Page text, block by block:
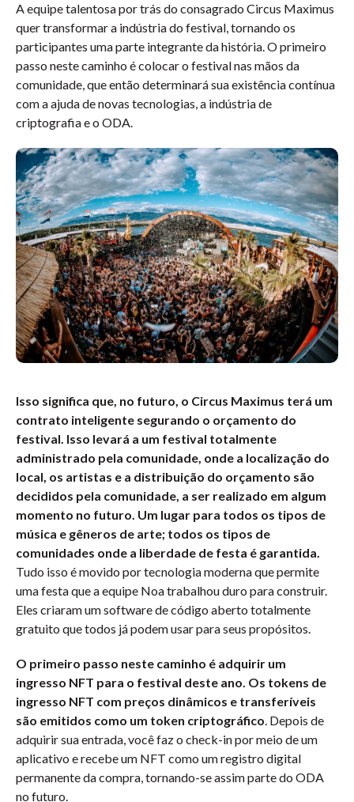
A equipe talentosa por trás do consagrado Circus Maximus
quer transformar a indústria do festival, tornando os
participantes uma parte integrante da história. O primeiro
passo neste caminho é colocar o festival nas mãos da
comunidade, que então determinará sua existência contínua
com a ajuda de novas tecnologias, a indústria de
criptografia e o ODA.
Isso significa que, no futuro, o Circus Maximus terá um
contrato inteligente segurando o orçamento do
festival. Isso levará a um festival totalmente
administrado pela comunidade, onde a localização do
local, os artistas e a distribuição do orçamento são
decididos pela comunidade, a ser realizado em algum
momento no futuro. Um lugar para todos os tipos de
música e gêneros de arte; todos os tipos de
comunidades onde a liberdade de festa é garantida.
Tudo isso é movido por tecnologia moderna que permite
uma festa que a equipe Noa trabalhou duro para construir.
Eles criaram um software de código aberto totalmente
gratuito que todos já podem usar para seus propósitos.
O primeiro passo neste caminho é adquirir um
ingresso NFT para o festival deste ano. Os tokens de
ingresso NFT com preços dinâmicos e transferíveis
são emitidos como um token criptográfico. Depois de
adquirir sua entrada, você faz o check-in por meio de um
aplicativo e recebe um NFT como um registro digital
permanente da compra, tornando-se assim parte do ODA
no futuro.